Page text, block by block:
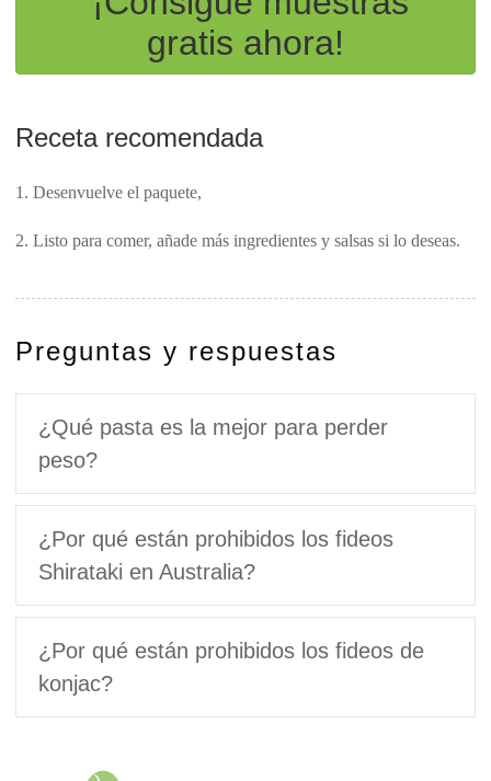
gratis ahora!
Receta recomendada
1. Desenvuelve el paquete,
2. Listo para comer, añade más ingredientes y salsas si lo deseas.
Preguntas y respuestas
¿Qué pasta es la mejor para perder
peso?
¿Por qué están prohibidos los fideos
Shirataki en Australia?
¿Por qué están prohibidos los fideos de
konjac?